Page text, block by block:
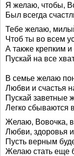
Я желаю, чтобы,
Был всегда
Тебе желаю,
Чтоб ты во всем
А также крепким
Пускай на все
В семье желаю
Любви и счастья
Пускай заветные
Легко сбываются
Желаю, Вовочка,
Любви, здоровья и
Пусть верным
Желаю стать еще